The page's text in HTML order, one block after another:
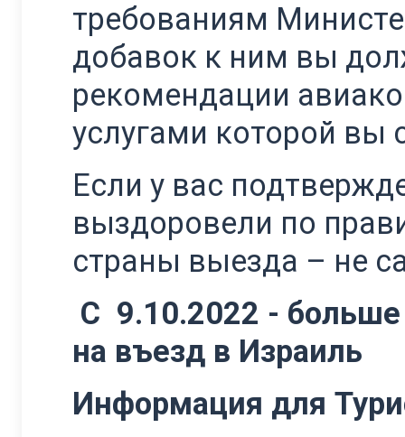
требованиям
добавок к ним вы
рекомендации
услугами которой вы
Если у вас
выздоровели по
страны выезда – не
С 9.10.2022 -
на въезд в Израиль
Информация для